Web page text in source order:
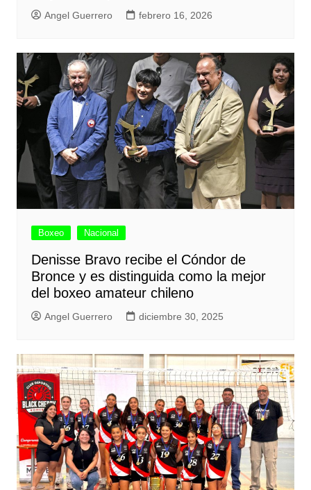
Angel Guerrero febrero 16, 2026
Boxeo Nacional
Denisse Bravo recibe el Cóndor de
Bronce y es distinguida como la mejor
del boxeo amateur chileno
Angel Guerrero diciembre 30, 2025